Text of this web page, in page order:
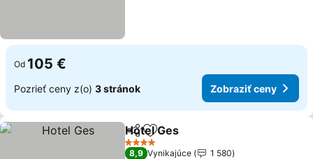
Od 105 €
Pozrieť ceny z(o) 3 stránok Zobraziť ceny
ZdieľaťPridať do obľúbených
Hotel Ges
4 Počet hviezdičiek
8,9 Vynikajúce
1 580